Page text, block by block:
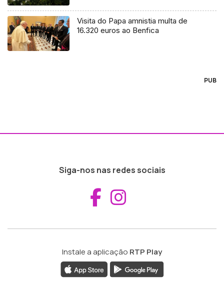
Visita do Papa amnistia multa de
16.320 euros ao Benfica
PUB
Siga-nos nas redes sociais
Aceder ao
Instale a aplicação RTP Play